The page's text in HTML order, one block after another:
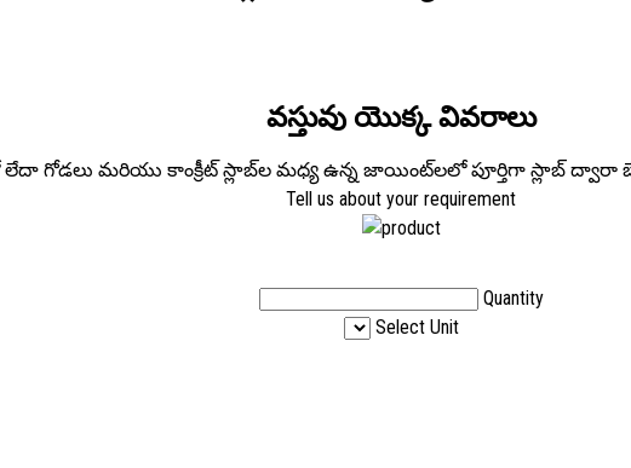
వస్తువు యొక్క వివరాలు
లేదా గోడలు మరియు కాంక్రీట్ స్లాబ్‌ల మధ్య ఉన్న జాయింట్‌లలో పూర్తిగా స్లాబ్ ద్వారా
Tell us about your requirement
Quantity
Select Unit